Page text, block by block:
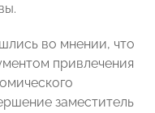
во мнении, что
привлечения
заместитель